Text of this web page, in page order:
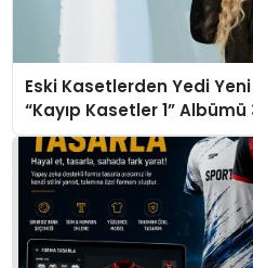
Eski Kasetlerden Yedi Yeni
“Kayıp Kasetler 1” Albümü